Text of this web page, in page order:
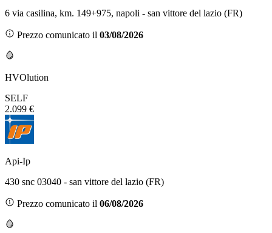
6 via casilina, km. 149+975, napoli - san vittore del lazio (FR)
Prezzo comunicato il 03/08/2026
HVOlution
SELF
2.099 €
Api-Ip
430 snc 03040 - san vittore del lazio (FR)
Prezzo comunicato il 06/08/2026